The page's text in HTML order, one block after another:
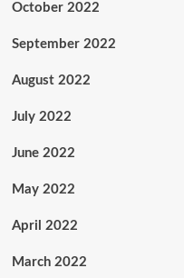
October 2022
September 2022
August 2022
July 2022
June 2022
May 2022
April 2022
March 2022